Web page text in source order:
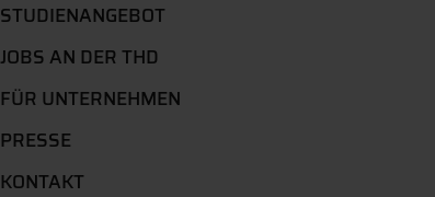
STUDIENANGEBOT
JOBS AN DER THD
FÜR UNTERNEHMEN
PRESSE
KONTAKT